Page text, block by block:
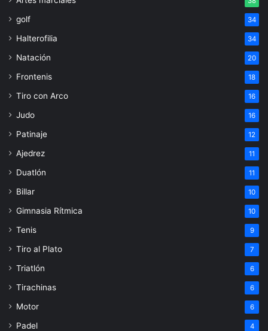
golf 34
Halterofilia 34
Natación 20
Frontenis 18
Tiro con Arco 16
Judo 16
Patinaje 12
Ajedrez 11
Duatlón 11
Billar 10
Gimnasia Rítmica 10
Tenis 9
Tiro al Plato 7
Triatlón 6
Tirachinas 6
Motor 6
Padel 4